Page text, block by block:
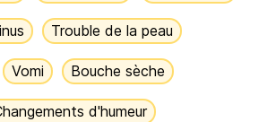
Trouble de la peau
Vomi Bouche sèche
d'humeur